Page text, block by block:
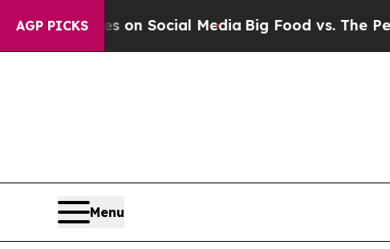
AGP PICKSon Social Media Big Food vs. The People.
Menu